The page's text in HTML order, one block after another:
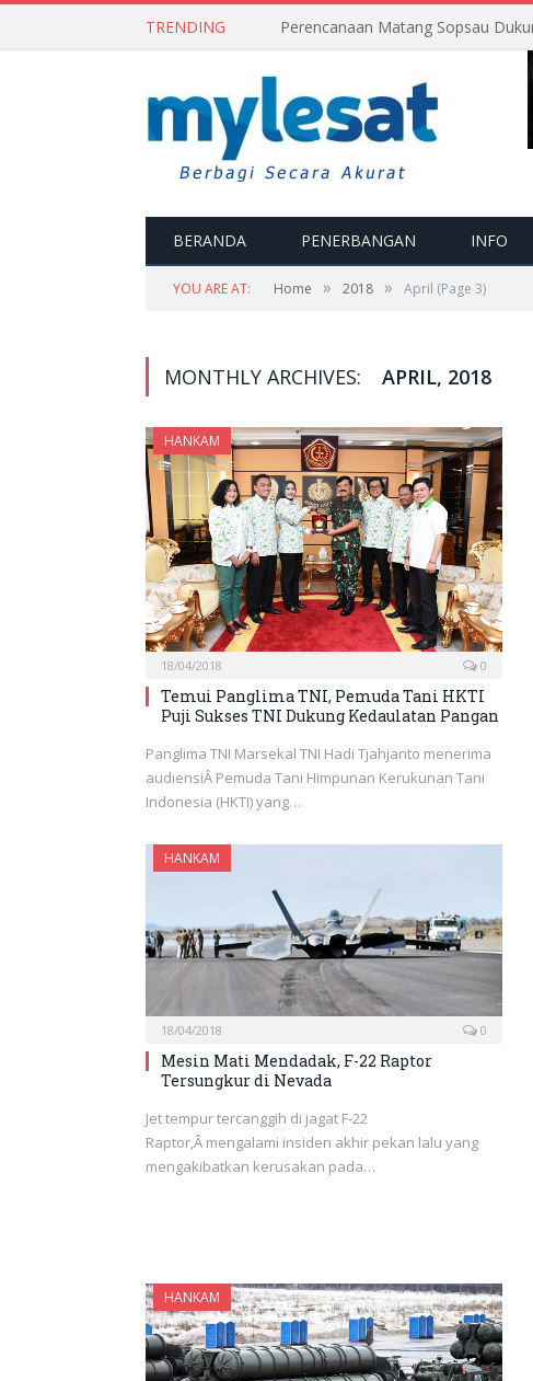
TRENDING
BERANDA PENERBANGAN INFO
YOU ARE AT: Home » 2018 » April (Page 3)
MONTHLY ARCHIVES: APRIL, 2018
HANKAM
18/04/2018 0
Temui Panglima TNI, Pemuda Tani HKTI
Puji Sukses TNI Dukung Kedaulatan Pangan
Panglima TNI Marsekal TNI Hadi Tjahjanto menerima
audiensiÂ Pemuda Tani Himpunan Kerukunan Tani
Indonesia (HKTI) yang…
HANKAM
18/04/2018 0
Mesin Mati Mendadak, F-22 Raptor
Tersungkur di Nevada
Jet tempur tercanggih di jagat F-22
Raptor,Â mengalami insiden akhir pekan lalu yang
mengakibatkan kerusakan pada…
HANKAM